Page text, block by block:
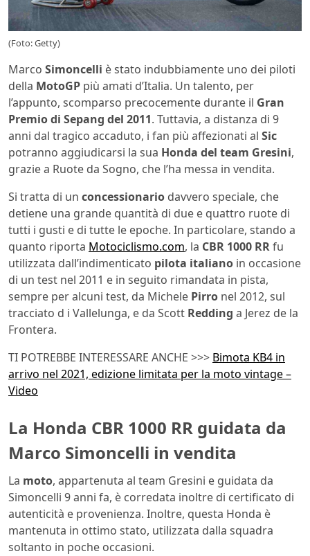
(Foto: Getty)
Marco Simoncelli è stato indubbiamente uno dei piloti
della MotoGP più amati d’Italia. Un talento, per
l’appunto, scomparso precocemente durante il Gran
Premiodi Sepang del 2011. Tuttavia, a distanza di 9
anni dal tragico accaduto, i fan più affezionati al Sic
potranno aggiudicarsi la sua Honda del team Gresini,
grazie a Ruote da Sogno, che l’ha messa in vendita.
Si tratta di un concessionario davvero speciale, che
detiene una grande quantità di due e quattro ruote di
tutti i gusti e di tutte le epoche. In particolare, stando a
quanto riporta Motociclismo.com, la CBR 1000 RRfu
utilizzata dall’indimenticato pilota italiano in occasione
di un test nel 2011 e in seguito rimandata in pista,
sempre per alcuni test, da Michele Pirro nel 2012, sul
tracciato d i Vallelunga, e da Scott Redding a Jerez de la
Frontera.
TI POTREBBE INTERESSARE ANCHE >>> Bimota KB4 in
arrivo nel 2021, edizione limitata per la moto vintage –
Video
La Honda CBR 1000 RR guidata da
Marco Simoncelli in vendita
La moto, appartenuta al team Gresini e guidata da
Simoncelli 9 anni fa, è corredata inoltre di certificato di
autenticità e provenienza. Inoltre, questa Honda è
mantenuta in ottimo stato, utilizzata dalla squadra
soltanto in poche occasioni.